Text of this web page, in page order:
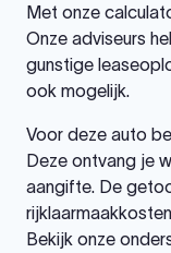
Met onze
Onze adviseurs
gunstige
ook mogelijk.
Voor deze auto
Deze ontvang je
aangifte. De
Bekijk onze